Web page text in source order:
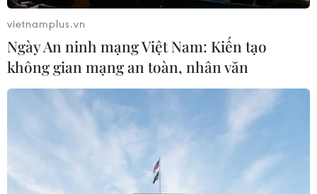
mưa bão
06/08/2026 04:34
Đồng Nai cảnh báo người dân không
ném vật thể vào phương tiện trên cao
Tăng tốc giải phóng mặt bằng mở
vietnamplus.vn
Ngày An ninh mạng Việt Nam: Kiến tạo
không gian mạng an toàn, nhân văn